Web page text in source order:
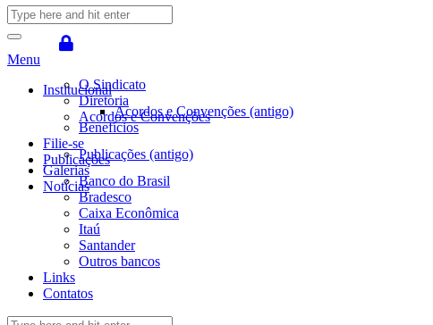
Menu
InstitucionalO Sindicato
Diretoria
Acordos e Convenções
Acordos e Convenções (antigo)
Benefícios
Filie-se
PublicaçõesPublicações (antigo)
Galerias
NotíciasBanco do Brasil
Bradesco
Caixa Econômica
Itaú
Santander
Outros bancos
Links
Contatos